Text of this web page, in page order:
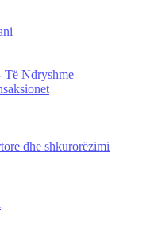
Të Ndryshme
dhe shkurorëzimi